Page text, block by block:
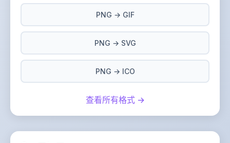
PNG → GIF
PNG → SVG
PNG → ICO
查看所有格式 →